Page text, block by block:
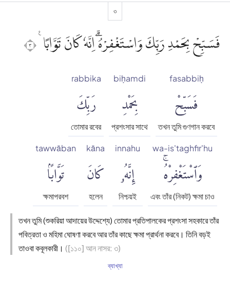
৩
فَسَبِّحْ بِحَمْدِ رَبِّكَ وَاسْتَغْفِرْهُۗ اِنَّهٗ كَانَ تَوَّابًا ࣖ ٣
fasabbiḥ
فَسَبِّحْ
তখন তুমি গুণগান করবে
biḥamdi
بِحَمْدِ
প্রশংসার সাথে
rabbika
رَبِّكَ
তোমার রবের
wa-is'taghfir'hu
وَٱسْتَغْفِرْهُۚ
এবং তাঁর (নিকট) ক্ষমা চাও
innahu
إِنَّهُۥ
নিশ্চয়ই
kāna
كَانَ
হলেন
tawwāban
تَوَّابًۢا
ক্ষমাপরবশ
তখন তুমি (শুকরিয়া আদায়ের উদ্দেশ্যে) তোমার প্রতিপালকের প্রশংসা সহকারে তাঁর
পবিত্রতা ও মহিমা ঘোষণা করবে আর তাঁর কাছে ক্ষমা প্রার্থনা করবে। তিনি বড়ই
তাওবা কবূলকারী। ([১১০] আন নাসর: ৩)
ব্যাখ্যা